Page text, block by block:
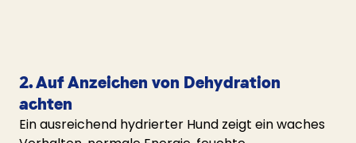
2. Auf Anzeichen von Dehydration
achten
Ein ausreichend hydrierter Hund zeigt ein waches